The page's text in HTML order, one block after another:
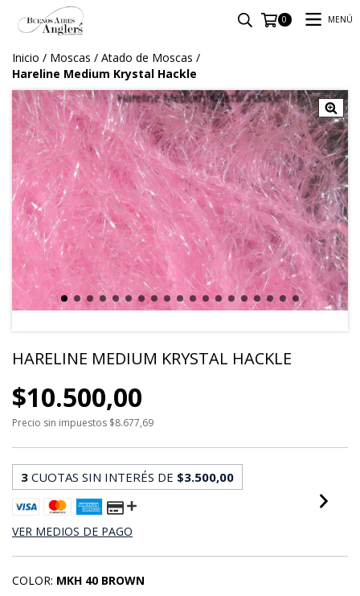
0 MENÚ
Inicio / Moscas / Atado de Moscas /
Hareline Medium Krystal Hackle
HARELINE MEDIUM KRYSTAL HACKLE
$10.500,00
Precio sin impuestos $8.677,69
3 CUOTAS SIN INTERÉS DE $3.500,00
VER MEDIOS DE PAGO
COLOR: MKH 40 BROWN